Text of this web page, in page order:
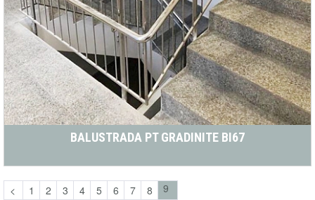
BALUSTRADA PT GRADINITE BI67
<
1
2
3
4
5
6
7
8
9